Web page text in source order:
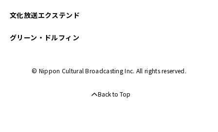
文化放送エクステンド
グリーン・ドルフィン
© Nippon Cultural Broadcasting Inc. All rights reserved.
Back to Top